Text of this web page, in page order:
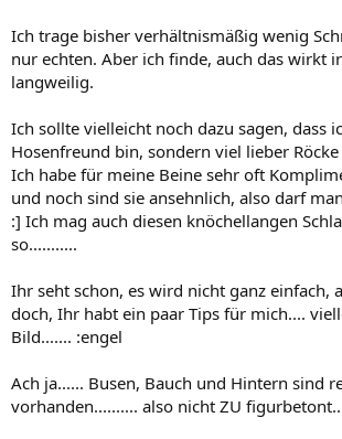
Ich trage bisher verhältnismäßig wenig
nur echten. Aber ich finde, auch das wirkt
langweilig.
Ich sollte vielleicht noch dazu sagen, dass
Hosenfreund bin, sondern viel lieber
Ich habe für meine Beine sehr oft
und noch sind sie ansehnlich, also darf
:] Ich mag auch diesen knöchellangen
so...........
Ihr seht schon, es wird nicht ganz einfach,
doch, Ihr habt ein paar Tips für mich....
Bild....... :engel
Ach ja...... Busen, Bauch und Hintern sind
vorhanden.......... also nicht ZU